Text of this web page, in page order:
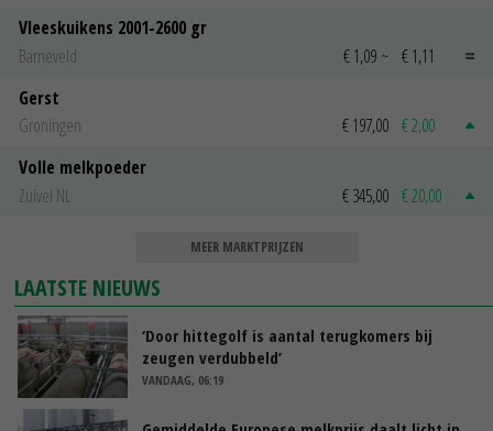
Vleeskuikens 2001-2600 gr
Barneveld
€ 1,09 ~ € 1,11
Gerst
Groningen
€ 197,00 € 2,00
Volle melkpoeder
Zuivel NL
€ 345,00 € 20,00
MEER MARKTPRIJZEN
LAATSTE NIEUWS
‘Door hittegolf is aantal terugkomers bij
zeugen verdubbeld’
VANDAAG, 06:19